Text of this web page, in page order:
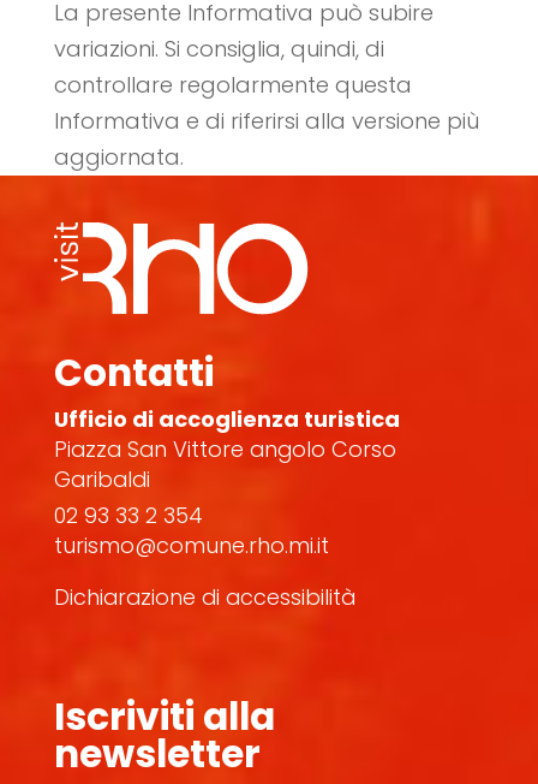
La presente Informativa può subire
variazioni. Si consiglia, quindi, di
controllare regolarmente questa
Informativa e di riferirsi alla versione più
aggiornata.
Contatti
Ufficio di accoglienza turistica
Piazza San Vittore angolo Corso
Garibaldi
02 93 33 2 354
turismo@comune.rho.mi.it
Dichiarazione di accessibilità
Iscriviti alla
newsletter